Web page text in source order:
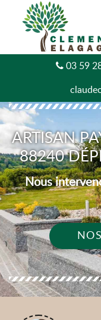
03 59
ARTISAN
88240
Nous